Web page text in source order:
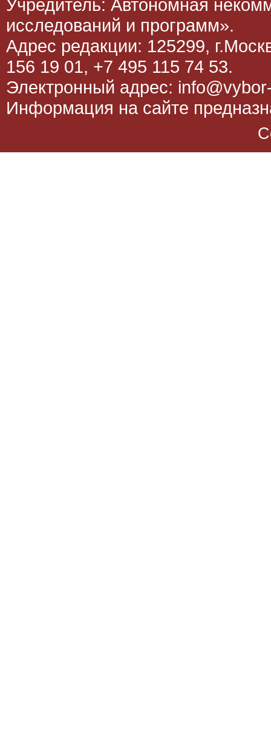
Учредитель: Автономная
исследований и программ».
Адрес редакции: 125299,
156 19 01, +7 495 115 74 53.
Электронный адрес:
Информация на сайте